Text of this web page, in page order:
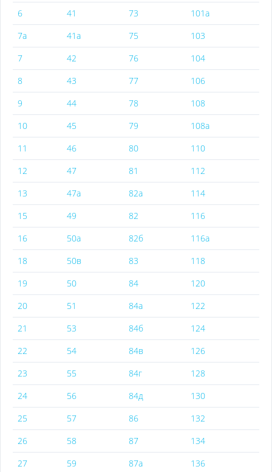
6
41 73
101а
7а
41а 75
103
7
42 76
104
8
43 77
106
9
44 78
108
10
45 79
108а
11
46 80
110
12
47 81
112
13
47а 82а
114
15
49 82
116
16
50а 82б
116а
18
50в 83
118
19
50 84
120
20
51 84а
122
21
53 84б
124
22
54 84в
126
23
55 84г
128
24
56 84д
130
25
57 86
132
26
58 87
134
27
59 87а
136